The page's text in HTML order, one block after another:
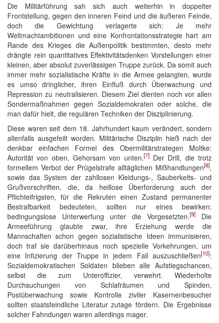
Die Militärführung sah sich auch weiterhin in doppelter
Frontstellung, gegen den inneren Feind und die äußeren Feinde,
doch die Gewichtung verlagerte sich: Je mehr
Weltmachtambitionen und eine Konfrontationsstrategie hart am
Rande des Krieges die Außenpolitik bestimmten, desto mehr
drängte rein quantitatives Effektivitätsdenken Vorstellungen einer
kleinen, aber absolut zuverlässigen Truppe zurück. Da somit auch
immer mehr sozialistische Kräfte in die Armee gelangten, wurde
es umso dringlicher, ihren Einfluß durch Überwachung und
Repression zu neutralisieren. Diesem Ziel dienten noch vor allen
Sondermaßnahmen gegen Sozialdemokraten oder solche, die
man dafür hielt, die regulären Techniken der Disziplinierung.
Diese waren seit dem 18. Jahrhundert kaum verändert, sondern
allenfalls ausgefeilt worden. Militärische Disziplin hieß nach der
denkbar einfachen Formel des Obermilitärstrategen Moltke:
Autorität von oben, Gehorsam von unten.[7]Der Drill, die trotz
formellem Verbot der Prügelstrafe alltäglichen Mißhandlungen[8],
sowie das System der zahllosen Kleidungs-, Sauberkeits- und
Grußvorschriften, die, da heillose Überforderung auch der
Pflichteifrigsten, für die Rekruten einen Zustand permanenter
Bestrafbarkeit bedeuteten, sollten nur eines bewirken:
bedingungslose Unterwerfung unter die Vorgesetzten.[9]
Die
Armeeführung glaubte zwar, ihre Erziehung werde die
Mannschaften schon gegen sozialistische Ideen immunisieren,
doch traf sie darüberhinaus noch spezielle Vorkehrungen, um
eine Infizierung der Truppe in jedem Fall auszuschließen[10]:
Sozialdemokratischen Soldaten blieben alle Aufstiegschancen,
selbst die zum Unteroffizier, verwehrt. Wiederholte
Durchsuchungen von Schlafräumen und Spinden,
Postüberwachung sowie Kontrolle ziviler Kasernenbesucher
sollten staatsfeindliche Literatur zutage fördern. Die Ergebnisse
solcher Fahndungen waren allerdings mager.